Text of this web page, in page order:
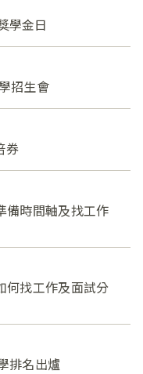
學金日
招生會
券
備時間軸及找工作
何找工作及面試分
排名出爐